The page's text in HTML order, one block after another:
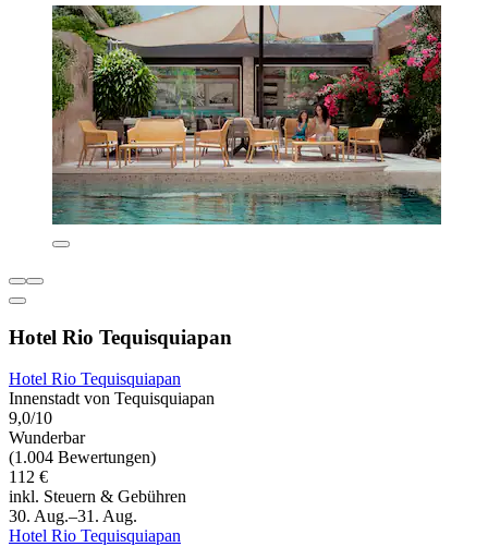
Hotel Rio Tequisquiapan
Hotel Rio Tequisquiapan
Innenstadt von Tequisquiapan
9,0/10
Wunderbar
(1.004 Bewertungen)
112 €
inkl. Steuern & Gebühren
30. Aug.–31. Aug.
Hotel Rio Tequisquiapan